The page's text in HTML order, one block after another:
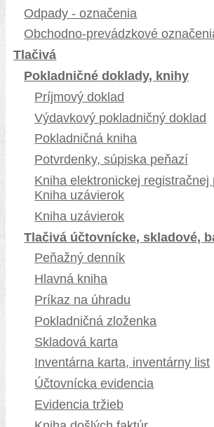
Odpady - označenia
Obchodno-prevádzkové
Tlačivá
Pokladničné doklady, knihy
Príjmový doklad
Výdavkový pokladničný doklad
Pokladničná kniha
Potvrdenky, súpiska peňazí
Kniha elektronickej registračnej
Kniha uzávierok
Kniha uzávierok
Tlačivá účtovnícke, skladové,
Peňažný denník
Hlavná kniha
Príkaz na úhradu
Pokladničná zloženka
Skladová karta
Inventárna karta, inventárny list
Účtovnícka evidencia
Evidencia tržieb